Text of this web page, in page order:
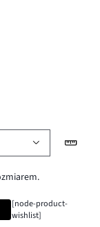
[node-product-
wishlist]